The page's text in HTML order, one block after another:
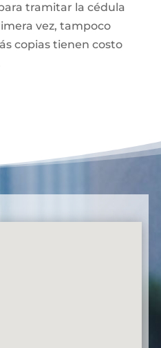
tramitar la cédula
vez, tampoco
copias tienen costo